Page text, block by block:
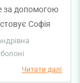
за допомогою
Софія
але в
Читати далі